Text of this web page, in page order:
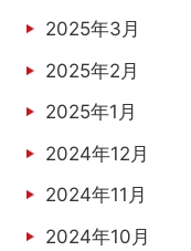
2025年3月
2025年2月
2025年1月
2024年12月
2024年11月
2024年10月